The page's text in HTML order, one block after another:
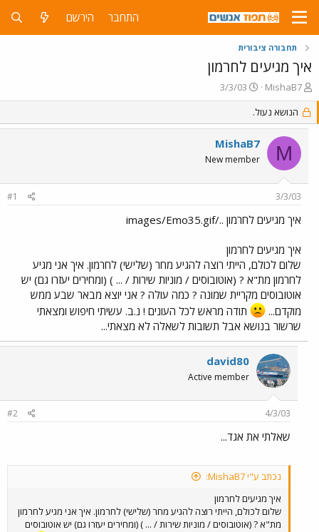
התחבר הירשם
תחבורה ציבורית
איך מגיעים לחרמון
פ
ו
ת
ח
נ
MishaB7
פ
ו
ס
ם
ב
ת
ך
3/3/03
הנושא נעול.
M
MishaB7
New member
3/3/03
#1
איך מגיעים לחרמון ../images/Emo35.gif
איך מגיעים לחרמון
שלום לכולם, הייתי רוצה להגיע מחר (שלישי) לחרמון. איך אני מגיע
לחרמון מת"א ? (אוטובוסים / מוניות שירות / ... ) (ומחירים יעזרו גם) יש
אוטובוסים מקריית שמונה ? כמה עולה ? אני יוצא מבאר שבע ממש
מוקדם...
תודה מראש לכל העונים ! נ.ב. עשיתי חיפוש ומצאתי
שרשור בנושא אבל תשובות לשאלה לא מצאתי...
david80
Active member
4/3/03
#2
שאלתי את אגד...
נכתב ע"י MishaB7:
איך מגיעים לחרמון
שלום לכולם, הייתי רוצה להגיע מחר (שלישי) לחרמון. איך אני מגיע לחרמון
מת"א ? (אוטובוסים / מוניות שירות / ... ) (ומחירים יעזרו גם) יש אוטובוסים